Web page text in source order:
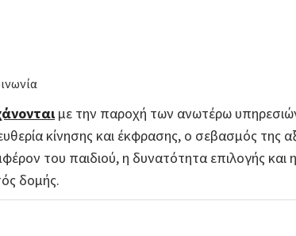
με την παροχή των ανωτέρω
κίνησης και έκφρασης, ο σεβασμός της
του παιδιού, η δυνατότητα επιλογής και
δομής.